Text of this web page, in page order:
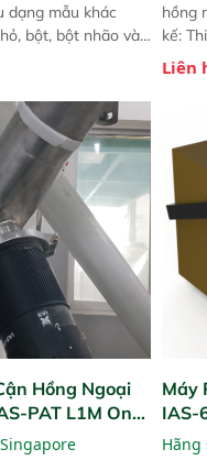
dạng mẫu khác
bột, bột nhão và
này cho phép bất
thực hiện phân tích
với một nút bấm
mọi nơi. Chuyên
mẫu nguyên liệu
nguyên liệu thực
hồng
kế:
mô-
khả
thời
liệu
Liên
Hồng Ngoại
PAT L1M On-
Máy
IAS-
Hãng